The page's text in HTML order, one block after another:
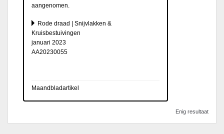
aangenomen.
Rode draad | Snijvlakken &
Kruisbestuivingen
januari 2023
AA20230055
Maandbladartikel
Enig resultaat